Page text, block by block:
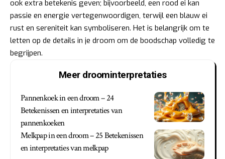
ook extra betekenis geven; bijvoorbeeld, een rood ei kan
passie en energie vertegenwoordigen, terwijl een blauw ei
rust en sereniteit kan symboliseren. Het is belangrijk om te
letten op de details in je droom om de boodschap volledig te
begrijpen.
Meer droominterpretaties
Pannenkoek in een droom – 24
Betekenissen en interpretaties van
pannenkoeken
Melkpap in een droom – 25 Betekenissen
en interpretaties van melkpap